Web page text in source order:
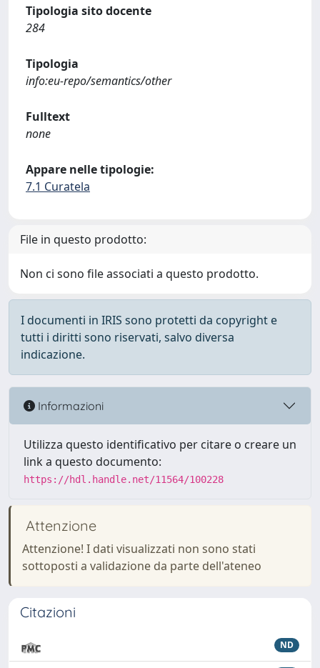
Tipologia sito docente
284
Tipologia
info:eu-repo/semantics/other
Fulltext
none
Appare nelle tipologie:
7.1 Curatela
File in questo prodotto:
Non ci sono file associati a questo prodotto.
I documenti in IRIS sono protetti da copyright e
tutti i diritti sono riservati, salvo diversa
indicazione.
Informazioni
Utilizza questo identificativo per citare o creare un
link a questo documento:
https://hdl.handle.net/11564/100228
Attenzione
Attenzione! I dati visualizzati non sono stati
sottoposti a validazione da parte dell'ateneo
Citazioni
ND